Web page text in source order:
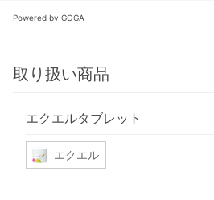
Powered by GOGA
取り扱い商品
エクエルタブレット
エクエル